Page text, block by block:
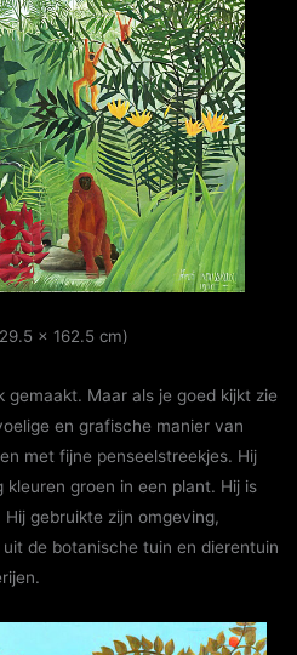
x 162.5 cm)
gemaakt. Maar als je goed kijkt zie
en grafische manier van
met fijne penseelstreekjes. Hij
groen in een plant. Hij is
gebruikte zijn omgeving,
de botanische tuin en dierentuin